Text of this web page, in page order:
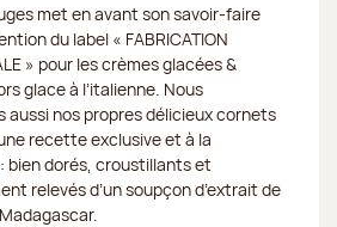
met en avant son savoir-faire
du label « FABRICATION
» pour les crèmes glacées &
glace à l’italienne. Nous
aussi nos propres délicieux cornets
recette exclusive et à la
bien dorés, croustillants et
relevés d’un soupçon d’extrait de